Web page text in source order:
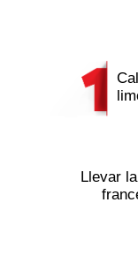
Llevar